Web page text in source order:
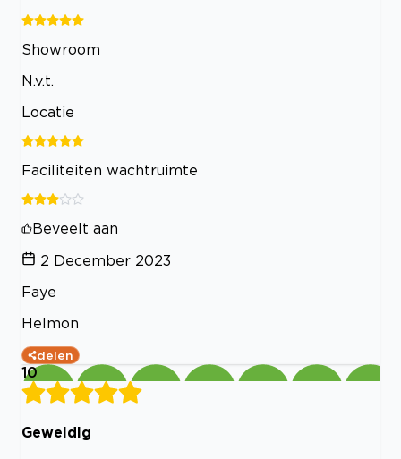
Showroom
N.v.t.
Locatie
Faciliteiten wachtruimte
Beveelt aan
2 December 2023
Faye
Helmon
delen
10
Geweldig